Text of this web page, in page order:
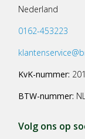
Nederland
0162-453223
KvK-nummer:
BTW-nummer:
Volg ons op